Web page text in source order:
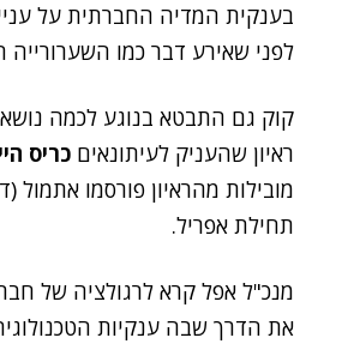
בענקית המדיה החברתית על
לפני שאירע דבר כמו השערורייה
קוק גם התבטא בנוגע לכמה
ראיון שהעניק לעיתונאים כריס
מובילות מהראיון פורסמו אתמול
תחילת אפריל.
מנכ"ל אפל קרא לרגולציה של
את הדרך שבה ענקיות